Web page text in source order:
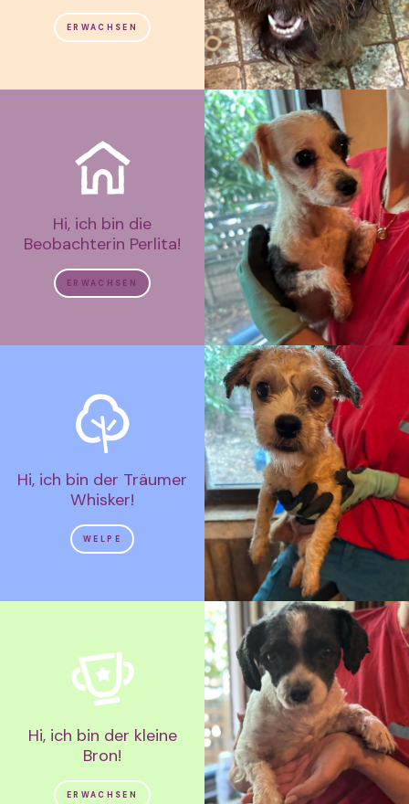
ERWACHSEN
Hi, ich bin die
Beobachterin Perlita!
ERWACHSEN
Hi, ich bin der Träumer
Whisker!
WELPE
Hi, ich bin der kleine
Bron!
ERWACHSEN